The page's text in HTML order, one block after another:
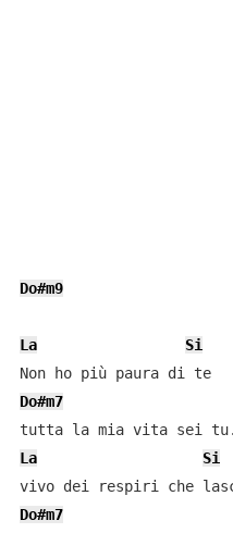
Do#m9
La
Si
Non ho più paura di te
Do#m7
La
Si
Do#m7